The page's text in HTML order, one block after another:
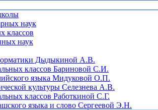
наук
классов
наук
Дыдыкиной А.В.
классов Бариновой С.И.
языка Мидуковой О.П.
культуры Селезнева А.В.
классов Работкиной С.Г.
языка и слово Сергеевой Э.Н.